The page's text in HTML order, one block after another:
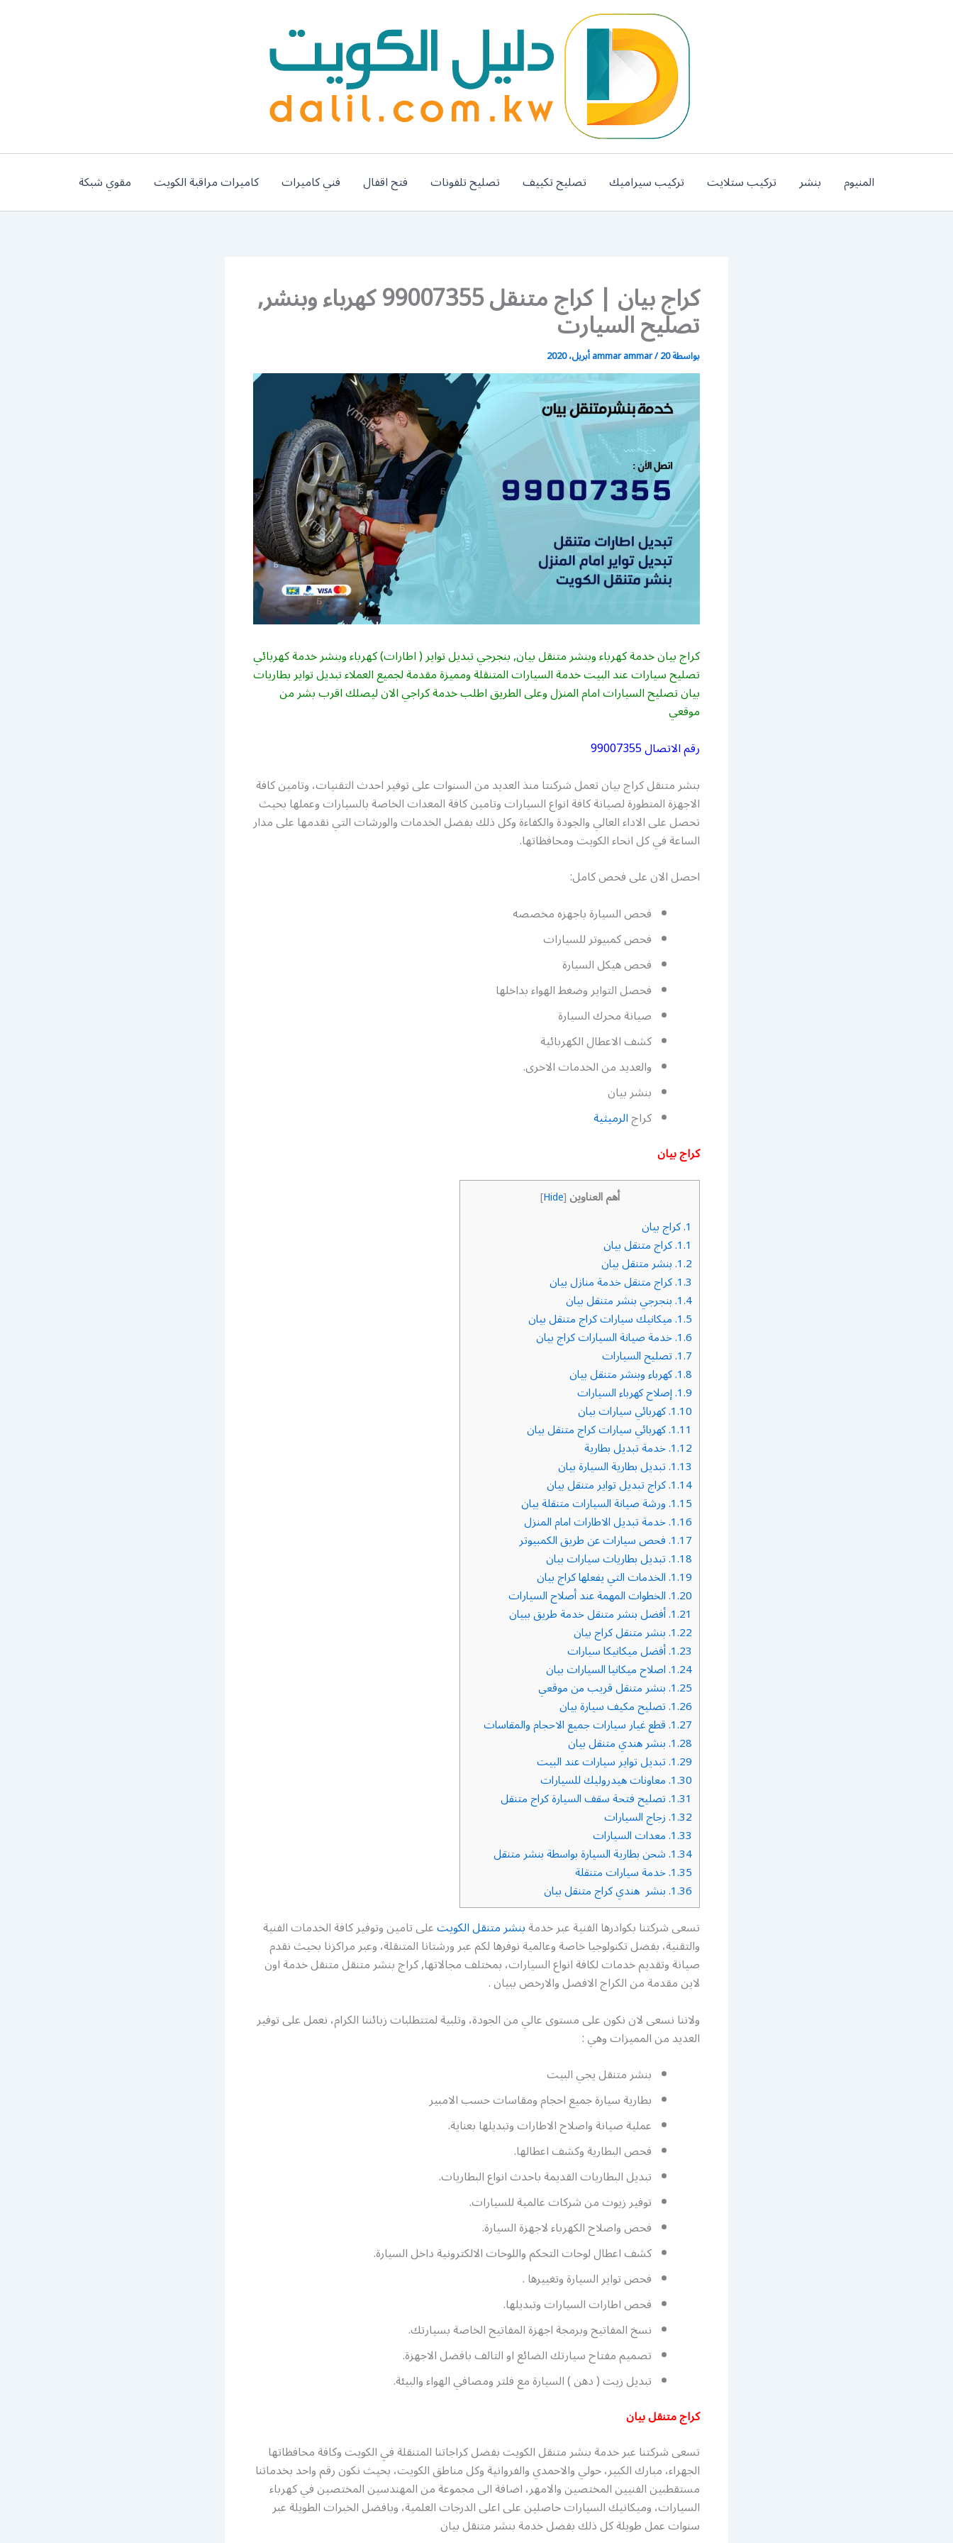
المنيوم بنشر تركيب ستلايت تركيب سيراميك تصليح تكييف تصليح تلفونات فتح اقفال فني كاميرات كاميرات مراقبة الكويت مقوي شبكة
كراج بيان | كراج متنقل 99007355 كهرباء وبنشر,
تصليح السيارت
بواسطة ammar ammar/20 أبريل، 2020
كراج بيان خدمة كهرباء وبنشر متنقل بيان, بنجرجي تبديل تواير ( اطارات) كهرباء وبنشر خدمة كهربائي
تصليح سيارات عند البيت خدمة السيارات المتنقلة ومميزة مقدمة لجميع العملاء تبديل تواير بطاريات
بيان تصليح السيارات امام المنزل وعلى الطريق اطلب خدمة كراجي الان ليصلك اقرب بشر من
موقعي
رقم الاتصال99007355
بنشر متنقل كراج بيان تعمل شركنتا منذ العديد من السنوات على توفير احدث التقنيات، وتامين كافة
الاجهزة المتطورة لصيانة كافة انواع السيارات وتامين كافة المعدات الخاصة بالسيارات وعملها بحيث
تحصل على الاداء العالي والجودة والكفاءة وكل ذلك بفضل الخدمات والورشات التي نقدمها على مدار
الساعة في كل انحاء الكويت ومحافظاتها.
احصل الان على فحص كامل:
فحص السيارة باجهزه مخصصه
فحص كمبيوتر للسيارات
فحص هيكل السيارة
فحصل التواير وضغط الهواء بداخلها
صيانة محرك السيارة
كشف الاعطال الكهربائية
والعديد من الخدمات الاخرى.
بنشر بيان
كراجالرميثية
كراج بيان
أهم العناوين [
Hide
]
1. كراج بيان
1.1. كراج متنقل بيان
1.2. بنشر متنقل بيان
1.3. كراج متنقل خدمة منازل بيان
1.4. بنجرجي بنشر متنقل بيان
1.5. ميكانيك سيارات كراج متنقل بيان
1.6. خدمة صيانة السيارات كراج بيان
1.7. تصليح السيارات
1.8. كهرباء وبنشر متنقل بيان
1.9. إصلاح كهرباء السيارات
1.10. كهربائي سيارات بيان
1.11. كهربائي سيارات كراج متنقل بيان
1.12. خدمة تبديل بطارية
1.13. تبديل بطارية السيارة بيان
1.14. كراج تبديل تواير متنقل بيان
1.15. ورشة صيانة السيارات متنقلة بيان
1.16. خدمة تبديل الاطارات امام المنزل
1.17. فحص سيارات عن طريق الكمبيوتر
1.18. تبديل بطاريات سيارات بيان
1.19. الخدمات التي يفعلها كراج بيان
1.20. الخطوات المهمة عند أصلاح السيارات
1.21. أفضل بنشر متنقل خدمة طريق ببيان
1.22. بنشر متنقل كراج بيان
1.23. أفضل ميكانيكا سيارات
1.24. اصلاح ميكانيا السيارات بيان
1.25. بنشر متنقل قريب من موقعي
1.26. تصليح مكيف سيارة بيان
1.27. قطع غيار سيارات جميع الاحجام والمقاسات
1.28. بنشر هندي متنقل بيان
1.29. تبديل تواير سيارات عند البيت
1.30. معاونات هيدروليك للسيارات
1.31. تصليح فتحة سقف السيارة كراج متنقل
1.32. زجاج السيارات
1.33. معدات السيارات
1.34. شحن بطارية السيارة بواسطة بنشر متنقل
1.35. خدمة سيارات متنقلة
1.36. بنشر هندي كراج متنقل بيان
تسعى شركتنا بكوادرها الفنية عبر خدمةبنشر متنقل الكويتعلى تامين وتوفير كافة الخدمات الفنية
والتقنية، بفضل تكنولوجيا خاصة وعالمية نوفرها لكم عبر ورشتانا المتنقلة، وعبر مراكزنا بحيث نقدم
صيانة وتقديم خدمات لكافة انواع السيارات، بمختلف مجالاتها, كراج بنشر متنقل متنقل خدمة اون
لاين مقدمة من الكراج الافضل والارخص ببيان .
ولاننا نسعى لان نكون على مستوى عالي من الجودة، وتلبية لمتتطلبات زبائننا الكرام، نعمل على توفير
العديد من المميزات وهي :
بنشر متنقل يجي البيت
بطارية سيارة جميع احجام ومقاسات حسب الامبير
عملية صيانة واصلاح الاطارات وتبديلها بعناية.
فحص البطارية وكشف اعطالها.
تبديل البطاريات القديمة باحدث انواع البطاريات.
توفير زيوت من شركات عالمية للسيارات.
فحص واصلاح الكهرباء لاجهزة السيارة.
كشف اعطال لوحات التحكم واللوحات الالكترونية داخل السيارة.
فحص تواير السيارة وتغييرها .
فحص اطارات السيارات وتبديلها.
نسخ المفاتيح وبرمجة اجهزة المفاتيح الخاصة بسيارتك.
تصميم مفتاح سيارتك الضائع او التالف بافضل الاجهزة.
تبديل زيت ( دهن ) السيارة مع فلتر ومصافي الهواء والبيئة.
كراج متنقل بيان
تسعى شركتنا عبر خدمة بنشر متنقل الكويت بفضل كراجاتنا المتنقلة في الكويت وكافة محافظاتها
الجهراء، مبارك الكبير، حولي والاحمدي والفروانية وكل مناطق الكويت، بحيث نكون رقم واحد بخدماتنا
مستقطبين الفنيين المختصين والامهر، اضافة الى مجموعة من المهندسين المختصين في كهرباء
السيارات، وميكانيك السيارات حاصلين على اعلى الدرجات العلمية، وبافضل الخبرات الطويلة عبر
سنوات عمل طويلة كل ذلك بفضل خدمة بنشر متنقل بيان